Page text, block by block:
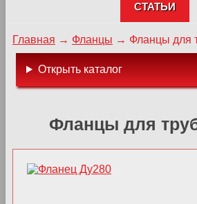
СТАТЬИ
Главная → Фланцы → Фланцы для
Фланцы для
Открыть каталог